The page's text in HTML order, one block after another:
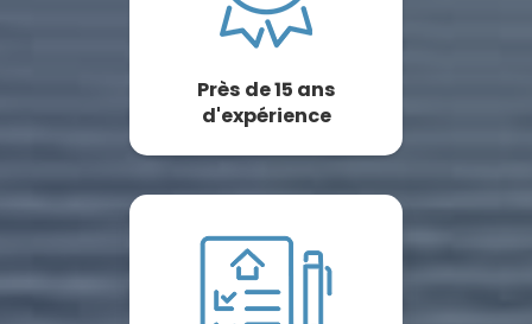
Près de 15 ans
d'expérience